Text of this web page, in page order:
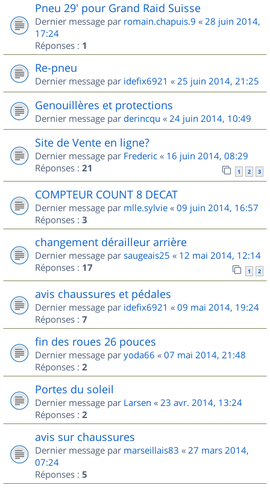
Pneu 29' pour Grand Raid Suisse
Dernier message par romain.chapuis.9 « 28 juin 2014,
17:24
Réponses : 1
Re-pneu
Dernier message par idefix6921 « 25 juin 2014, 21:25
Genouillères et protections
Dernier message par derincqu « 24 juin 2014, 10:49
Site de Vente en ligne?
Dernier message par Frederic « 16 juin 2014, 08:29
Réponses : 21 1 2 3
COMPTEUR COUNT 8 DECAT
Dernier message par mlle.sylvie « 09 juin 2014, 16:57
Réponses : 3
changement dérailleur arrière
Dernier message par saugeais25 « 12 mai 2014, 12:14
Réponses : 17 1 2
avis chaussures et pédales
Dernier message par idefix6921 « 09 mai 2014, 19:24
Réponses : 7
fin des roues 26 pouces
Dernier message par yoda66 « 07 mai 2014, 21:48
Réponses : 2
Portes du soleil
Dernier message par Larsen « 23 avr. 2014, 13:24
Réponses : 2
avis sur chaussures
Dernier message par marseillais83 « 27 mars 2014,
07:24
Réponses : 5